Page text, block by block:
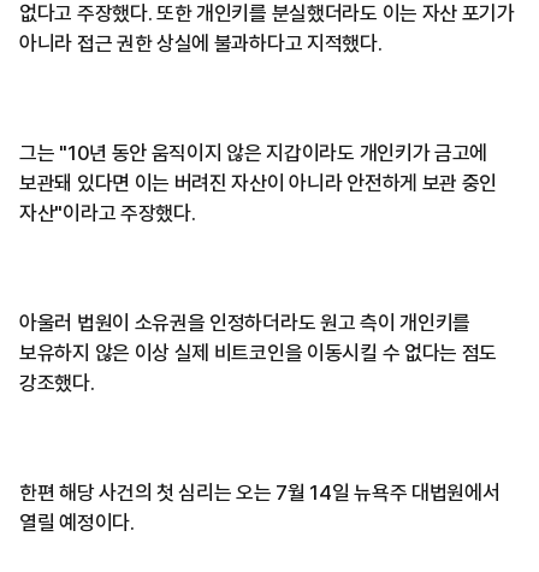
없다고 주장했다. 또한 개인키를 분실했더라도 이는 자산 포기가
아니라 접근 권한 상실에 불과하다고 지적했다.
그는 "10년 동안 움직이지 않은 지갑이라도 개인키가 금고에
보관돼 있다면 이는 버려진 자산이 아니라 안전하게 보관 중인
자산"이라고 주장했다.
아울러 법원이 소유권을 인정하더라도 원고 측이 개인키를
보유하지 않은 이상 실제 비트코인을 이동시킬 수 없다는 점도
강조했다.
한편 해당 사건의 첫 심리는 오는 7월 14일 뉴욕주 대법원에서
열릴 예정이다.